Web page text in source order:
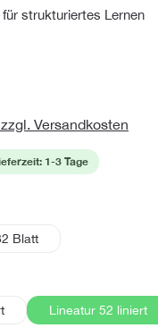
strukturiertes Lernen
Versandkosten
1-3 Tage
Blatt
Lineatur 52 liniert